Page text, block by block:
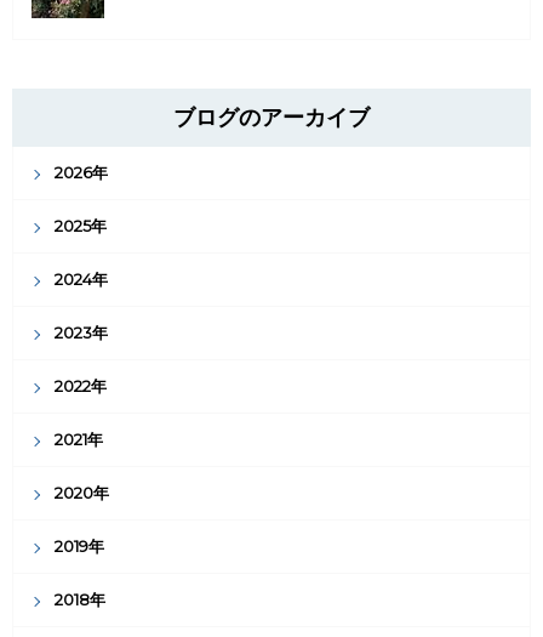
ブログのアーカイブ
2026年
2025年
2024年
2023年
2022年
2021年
2020年
2019年
2018年